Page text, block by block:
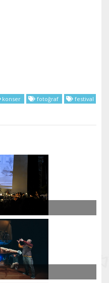
konser fotoğraf
festival